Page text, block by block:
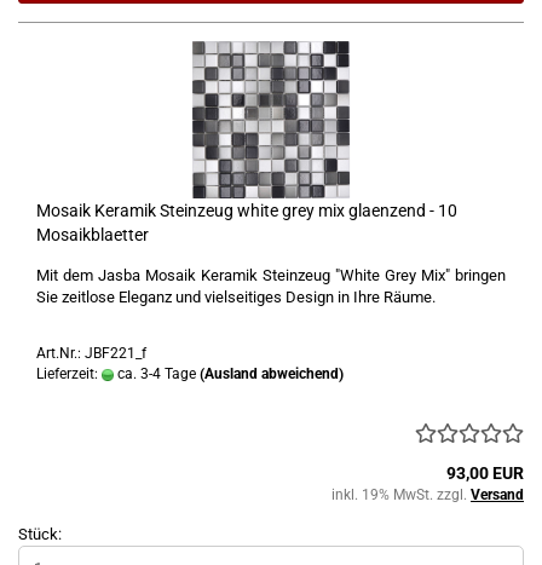
Mosaik Keramik Steinzeug white grey mix glaenzend - 10
Mosaikblaetter
Mit dem Jasba Mosaik Keramik Steinzeug "White Grey Mix" bringen
Sie zeitlose Eleganz und vielseitiges Design in Ihre Räume.
Art.Nr.: JBF221_f
Lieferzeit:
ca. 3-4 Tage (Ausland abweichend)
93,00 EUR
inkl. 19% MwSt. zzgl. Versand
Stück: